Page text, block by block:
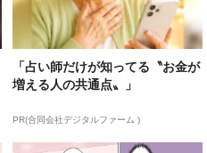
「占い師だけが知ってる〝お金が
増える人の共通点〟」
PR(合同会社デジタルファーム )